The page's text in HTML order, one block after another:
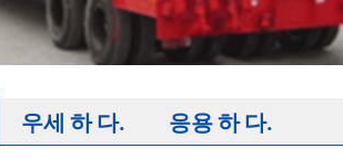
타이어 / 타이어
우세 하 다. 응용 하 다.